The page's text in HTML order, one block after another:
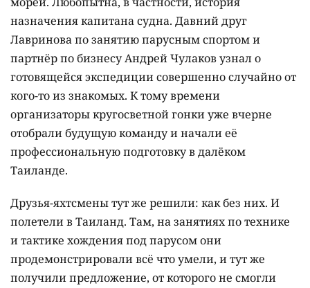
назначения капитана судна. Давний друг
Лавринова по занятию парусным спортом и
партнёр по бизнесу Андрей Чулаков узнал о
готовящейся экспедиции совершенно случайно от
кого-то из знакомых. К тому времени
организаторы кругосветной гонки уже вчерне
отобрали будущую команду и начали её
профессиональную подготовку в далёком
Таиланде.
Друзья-яхтсмены тут же решили: как без них. И
полетели в Таиланд. Там, на занятиях по технике
и тактике хождения под парусом они
продемонстрировали всё что умели, и тут же
получили предложение, от которого не смогли